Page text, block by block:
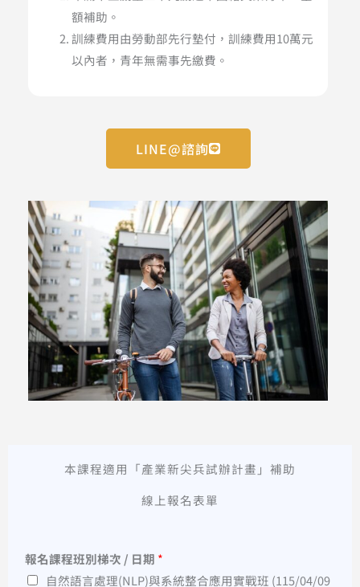
額補助。
訓練費用由勞動部先行墊付，訓練費用10萬元
以內者，青年無需事先繳費。
LINE@諮詢
本課程適用「產業新尖兵試辦計畫」補助
線上報名表單
報名課程班別梯次 / 日期 *
自然語言處理(NLP)與系統整合應用實戰班 (115/04/09